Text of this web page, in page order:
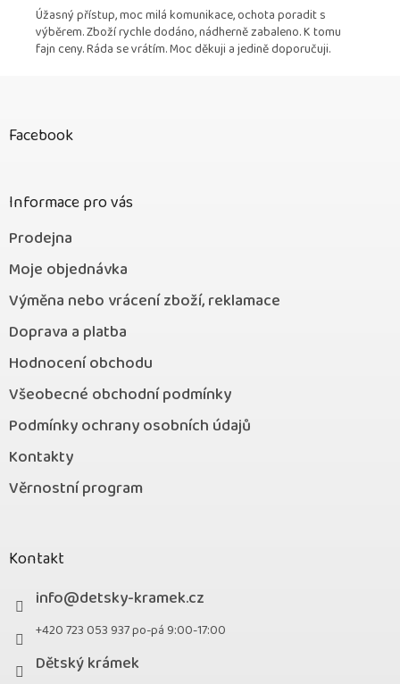
Úžasný přístup, moc milá komunikace, ochota poradit s
výběrem. Zboží rychle dodáno, nádherně zabaleno. K tomu
fajn ceny. Ráda se vrátím. Moc děkuji a jedině doporučuji.
Facebook
Informace pro vás
Prodejna
Moje objednávka
Výměna nebo vrácení zboží, reklamace
Doprava a platba
Hodnocení obchodu
Všeobecné obchodní podmínky
Podmínky ochrany osobních údajů
Kontakty
Věrnostní program
Kontakt
info@detsky-kramek.cz
+420 723 053 937 po-pá 9:00-17:00
Dětský krámek